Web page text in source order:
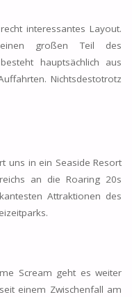
interessantes Layout.
großen Teil des
hauptsächlich aus
Nichtsdestotrotz
uns in ein Seaside Resort
an die Roaring 20s
Attraktionen des
Scream geht es weiter
einem Zwischenfall am